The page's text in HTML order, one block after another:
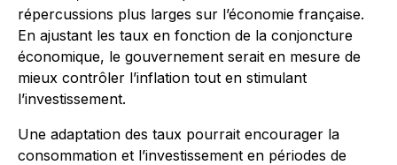
répercussions plus larges sur l’économie française.
En ajustant les taux en fonction de la conjoncture
économique, le gouvernement serait en mesure de
mieux contrôler l’inflation tout en stimulant
l’investissement.
Une adaptation des taux pourrait encourager la
consommation et l’investissement en périodes de